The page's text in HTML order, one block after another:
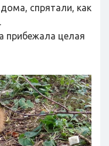
спрятали, как
прибежала целая